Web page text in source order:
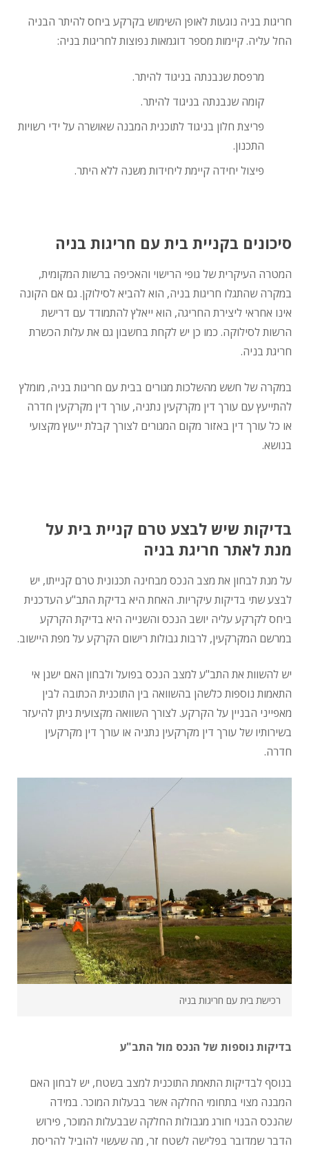
חריגות בניה נוגעות לאופן השימוש בקרקע ביחס להיתר הבניה
החל עליה. קיימות מספר דוגמאות נפוצות לחריגות בניה:
מרפסת שנבנתה בניגוד להיתר.
קומה שנבנתה בניגוד להיתר.
פריצת חלון בניגוד לתוכנית המבנה שאושרה על ידי רשויות
התכנון.
פיצול יחידה קיימת ליחידות משנה ללא היתר.
סיכונים בקניית בית עם חריגות בניה
המטרה העיקרית של גופי הרישוי והאכיפה ברשות המקומית,
במקרה שהתגלו חריגות בניה, הוא להביא לסילוקן. גם אם הקונה
אינו אחראי ליצירת החריגה, הוא ייאלץ להתמודד עם דרישת
הרשות לסילוקה. כמו כן יש לקחת בחשבון גם את עלות הכשרת
חריגת בניה.
במקרה של חשש מהשלכות מגורים בבית עם חריגות בניה, מומלץ
להתייעץ עם עורך דין מקרקעין נתניה, עורך דין מקרקעין חדרה
או כל עורך דין באזור מקום המגורים לצורך קבלת ייעוץ מקצועי
בנושא.
בדיקות שיש לבצע טרם קניית בית על
מנת לאתר חריגת בניה
על מנת לבחון את מצב הנכס מבחינה תכנונית טרם קנייתו, יש
לבצע שתי בדיקות עיקריות. האחת היא בדיקת התב"ע העדכנית
ביחס לקרקע עליה יושב הנכס והשנייה היא בדיקת הקרקע
במרשם המקרקעין, לרבות גבולות רישום הקרקע על מפת היישוב.
יש להשוות את התב"ע למצב הנכס בפועל ולבחון האם ישנן אי
התאמות נוספות כלשהן בהשוואה בין התוכנית הכתובה לבין
מאפייני הבניין על הקרקע. לצורך השוואה מקצועית ניתן להיעזר
בשירותיו של עורך דין מקרקעין נתניה או עורך דין מקרקעין
חדרה.
רכישת בית עם חריגות בניה
בדיקות נוספות של הנכס מול התב"ע
בנוסף לבדיקות התאמת התוכנית למצב בשטח, יש לבחון האם
המבנה מצוי בתחומי החלקה אשר בבעלות המוכר. במידה
שהנכס הבנוי חורג מגבולות החלקה שבבעלות המוכר, פירוש
הדבר שמדובר בפלישה לשטח זר, מה שעשוי להוביל להריסת